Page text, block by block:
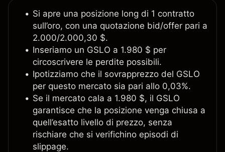
Si apre una posizione long di 1 contratto
sull’oro, con una quotazione bid/offer pari a
2.000/2.000,30 $.
Inseriamo un GSLO a 1.980 $ per
circoscrivere le perdite possibili.
Ipotizziamo che il sovrapprezzo del GSLO
per questo mercato sia pari allo 0,03%.
Se il mercato cala a 1.980 $, il GSLO
garantisce che la posizione venga chiusa a
quell’esatto livello di prezzo, senza
rischiare che si verifichino episodi di
slippage.